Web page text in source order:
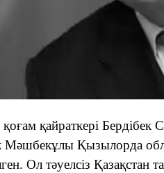
қоғам қайраткері
Мәшбекұлы Қызылорда
Ол тәуелсіз Қазақстан